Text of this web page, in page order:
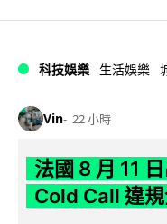
科技娛樂 生活娛樂
Vin 22 小時
法國 8 月 11
Cold Call 違